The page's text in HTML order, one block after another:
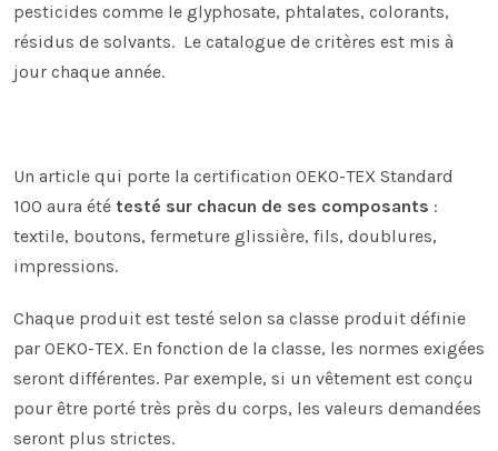
pesticides comme le glyphosate, phtalates, colorants,
résidus de solvants. Le catalogue de critères est mis à
jour chaque année.
Un article qui porte la certification OEKO-TEX Standard
100 aura été testé sur chacun de ses composants :
textile, boutons, fermeture glissière, fils, doublures,
impressions.
Chaque produit est testé selon sa classe produit définie
par OEKO-TEX. En fonction de la classe, les normes exigées
seront différentes. Par exemple, si un vêtement est conçu
pour être porté très près du corps, les valeurs demandées
seront plus strictes.